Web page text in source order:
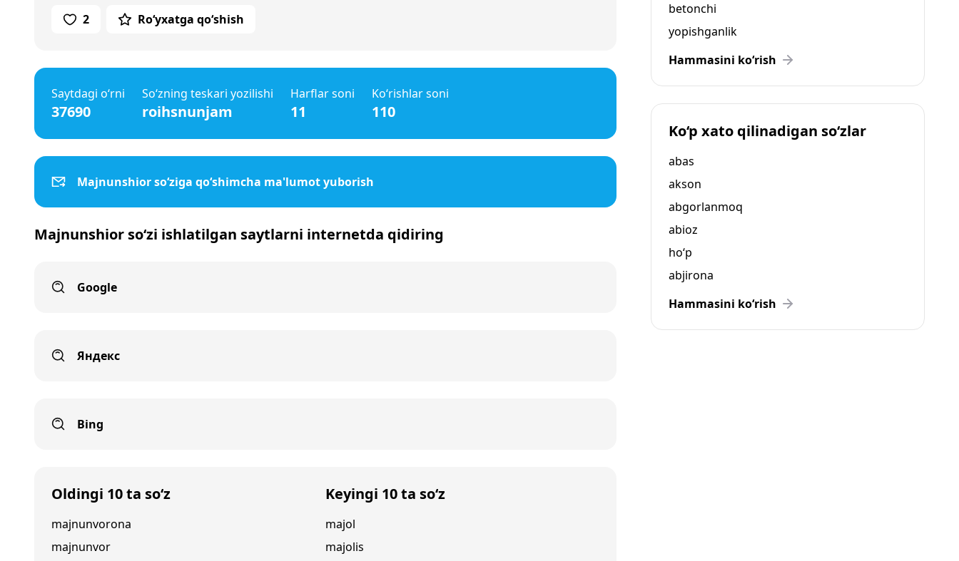
2 Ro‘yxatga qo‘shish
Saytdagi o‘rni
37690
So‘zning teskari yozilishi
roihsnunjam
Harflar soni
11
Ko‘rishlar soni
110
Majnunshior so‘ziga qo‘shimcha ma'lumot yuborish
Majnunshior so‘zi ishlatilgan saytlarni internetda qidiring
Google
Яндекс
Bing
Oldingi 10 ta so‘z
majnunvorona
majnunvor
Keyingi 10 ta so‘z
majol
majolis
betonchi
yopishganlik
Hammasini ko‘rish
Ko‘p xato qilinadigan so‘zlar
abas
akson
abgorlanmoq
abioz
ho‘p
abjirona
Hammasini ko‘rish